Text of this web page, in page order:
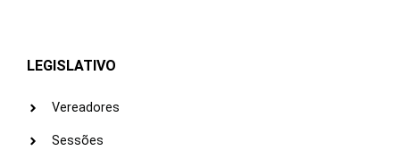
LEGISLATIVO
Vereadores
Sessões